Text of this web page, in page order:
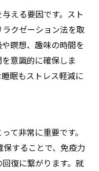
える要因です。スト
クゼーション法を取
瞑想、趣味の時間を
意識的に確保しま
眠もストレス軽減に
て非常に重要です。
することで、免疫力
復に繋がります。就